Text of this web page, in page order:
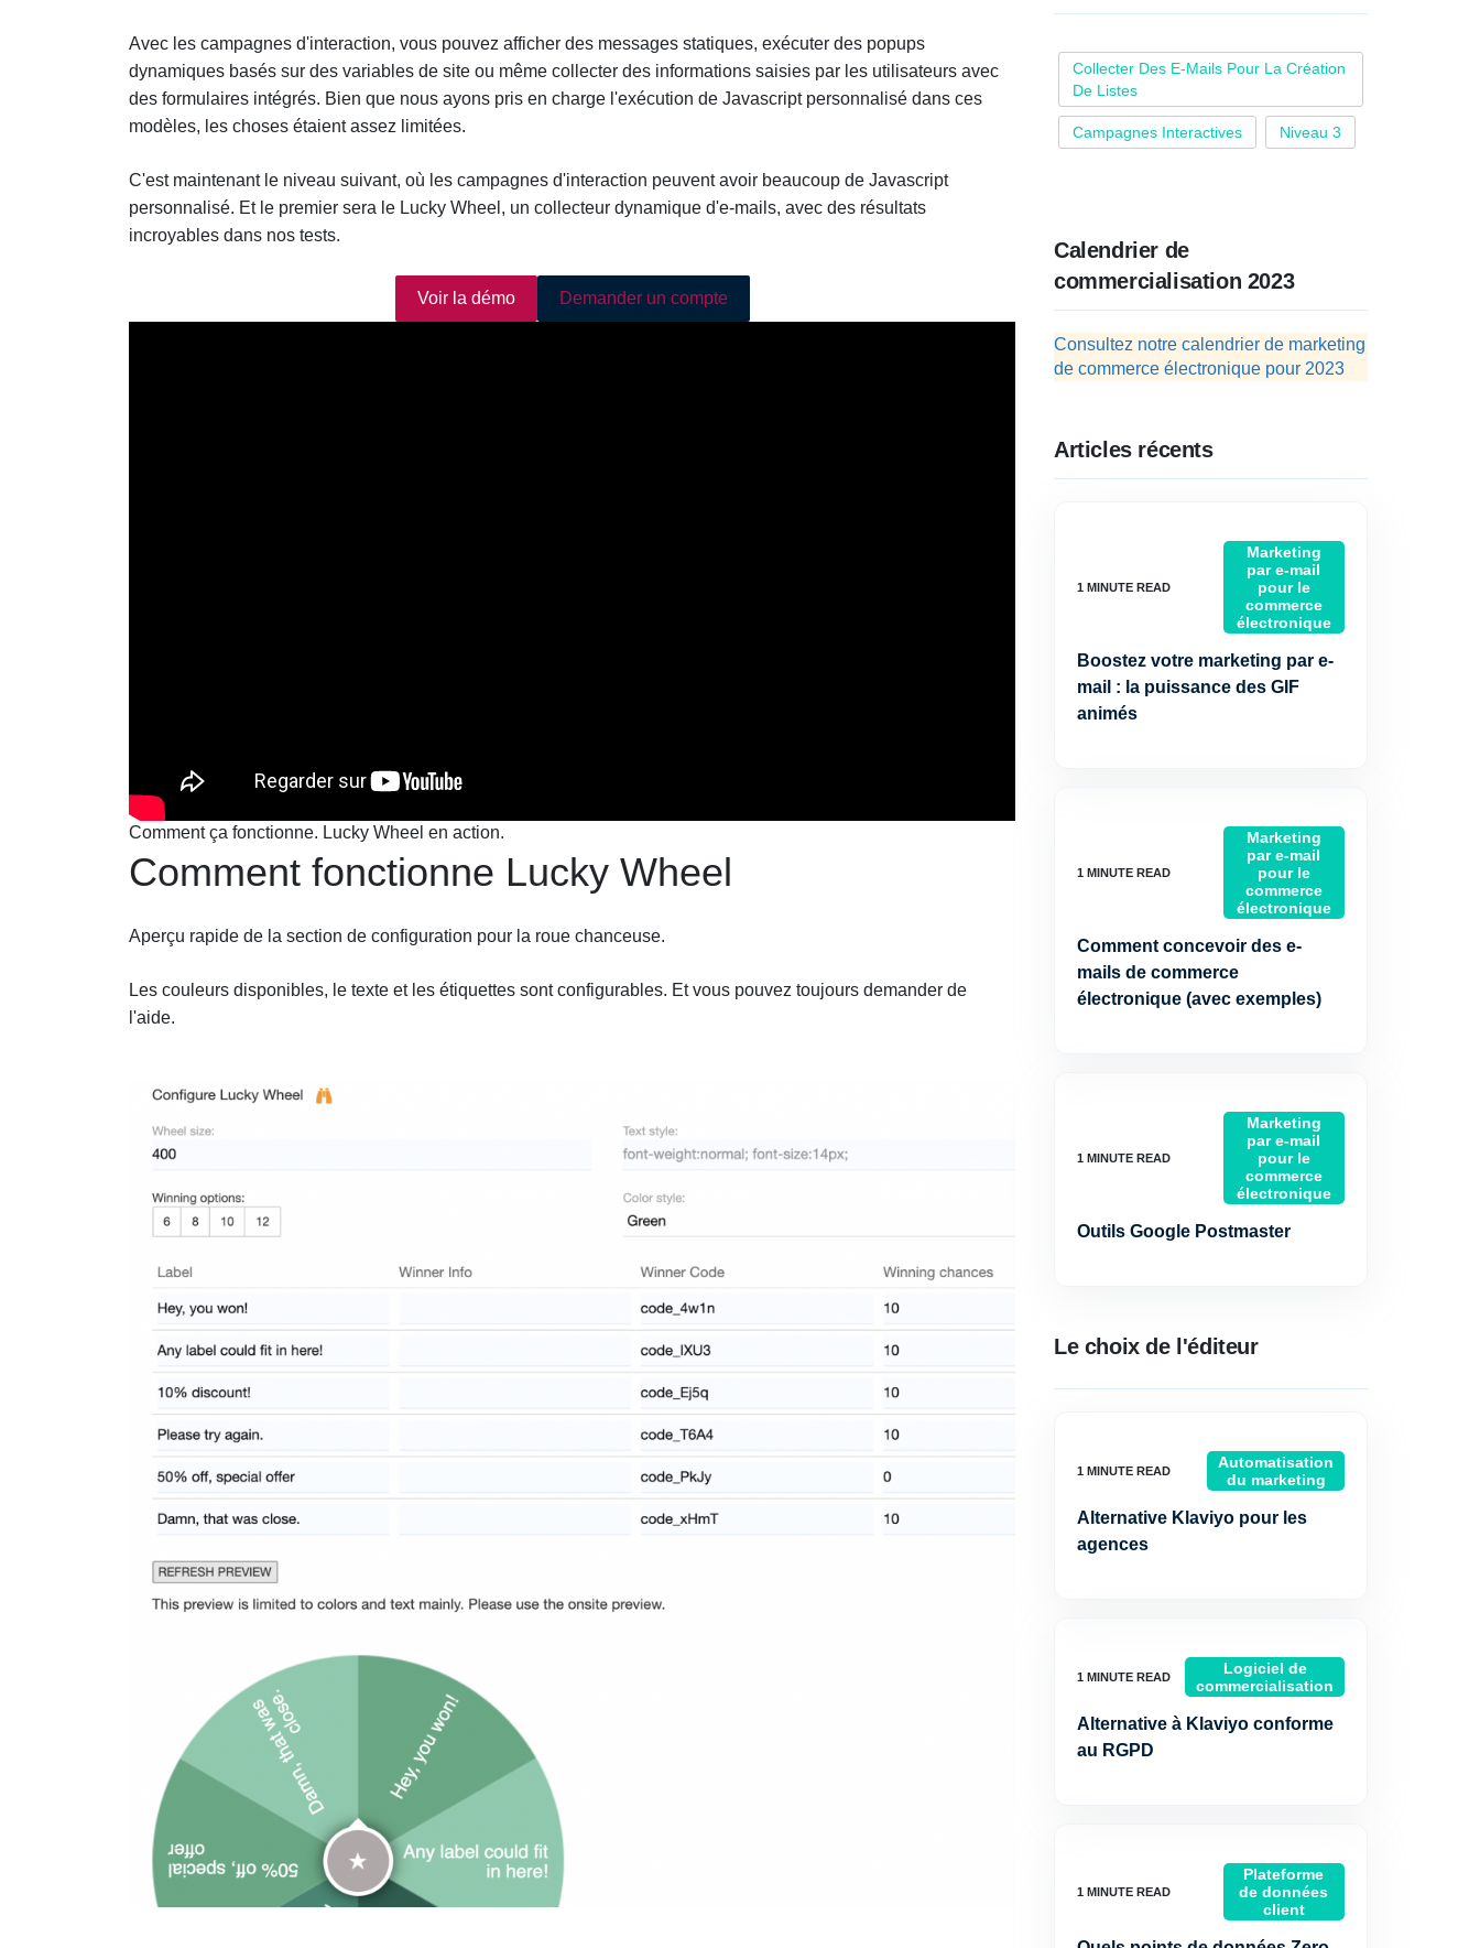
Avec les campagnes d'interaction, vous pouvez afficher des messages statiques, exécuter des popups
dynamiques basés sur des variables de site ou même collecter des informations saisies par les utilisateurs avec
des formulaires intégrés. Bien que nous ayons pris en charge l'exécution de Javascript personnalisé dans ces
modèles, les choses étaient assez limitées.
C'est maintenant le niveau suivant, où les campagnes d'interaction peuvent avoir beaucoup de Javascript
personnalisé. Et le premier sera le Lucky Wheel, un collecteur dynamique d'e-mails, avec des résultats
incroyables dans nos tests.
Voir la démo Demander un compte
Comment ça fonctionne. Lucky Wheel en action.
Comment fonctionne Lucky Wheel
Aperçu rapide de la section de configuration pour la roue chanceuse.
Les couleurs disponibles, le texte et les étiquettes sont configurables. Et vous pouvez toujours demander de
l'aide.
Collecter Des E-Mails Pour La Création
De Listes
Campagnes Interactives Niveau 3
Calendrier de
commercialisation 2023
Consultez notre calendrier de marketing
de commerce électronique pour 2023
Articles récents
Marketing
par e-mail
pour le
commerce
électronique
Boostez votre marketing par e-
mail : la puissance des GIF
animés
Marketing
par e-mail
pour le
commerce
électronique
Comment concevoir des e-
mails de commerce
électronique (avec exemples)
Marketing
par e-mail
pour le
commerce
électronique
Outils Google Postmaster
Le choix de l'éditeur
Automatisation
du marketing
Alternative Klaviyo pour les
agences
Logiciel de
commercialisation
Alternative à Klaviyo conforme
au RGPD
Plateforme
de données
client